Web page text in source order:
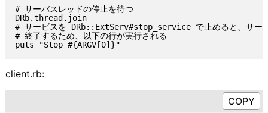
# サーバスレッドの停止を待つ
DRb.thread.join
# サービスを DRb::ExtServ#stop_service で止めると、サー
# 終了するため、以下の行が実行される
client.rb: